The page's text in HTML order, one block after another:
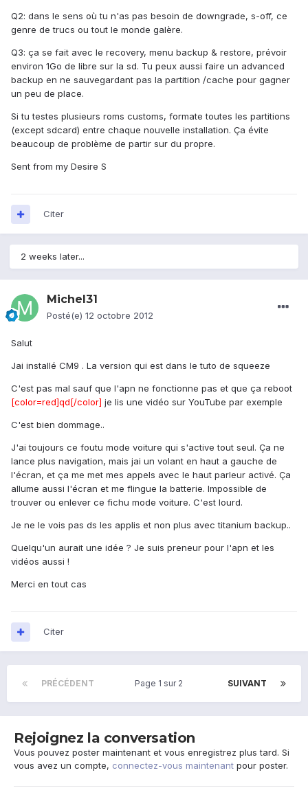
Q2: dans le sens où tu n'as pas besoin de downgrade, s-off, ce
genre de trucs ou tout le monde galère.
Q3: ça se fait avec le recovery, menu backup & restore, prévoir
environ 1Go de libre sur la sd. Tu peux aussi faire un advanced
backup en ne sauvegardant pas la partition /cache pour gagner
un peu de place.
Si tu testes plusieurs roms customs, formate toutes les partitions
(except sdcard) entre chaque nouvelle installation. Ça évite
beaucoup de problème de partir sur du propre.
Sent from my Desire S
Citer
2 weeks later...
Michel31
Posté(e) 12 octobre 2012
Salut
Jai installé CM9 . La version qui est dans le tuto de squeeze
C'est pas mal sauf que l'apn ne fonctionne pas et que ça reboot
[color=red]qd[/color] je lis une vidéo sur YouTube par exemple
C'est bien dommage..
J'ai toujours ce foutu mode voiture qui s'active tout seul. Ça ne
lance plus navigation, mais jai un volant en haut a gauche de
l'écran, et ça me met mes appels avec le haut parleur activé. Ça
allume aussi l'écran et me flingue la batterie. Impossible de
trouver ou enlever ce fichu mode voiture. C'est lourd.
Je ne le vois pas ds les applis et non plus avec titanium backup..
Quelqu'un aurait une idée ? Je suis preneur pour l'apn et les
vidéos aussi !
Merci en tout cas
Citer
PRÉCÉDENT SUIVANT
Page 1 sur 2
Rejoignez la conversation
Vous pouvez poster maintenant et vous enregistrez plus tard. Si
vous avez un compte, connectez-vous maintenant pour poster.